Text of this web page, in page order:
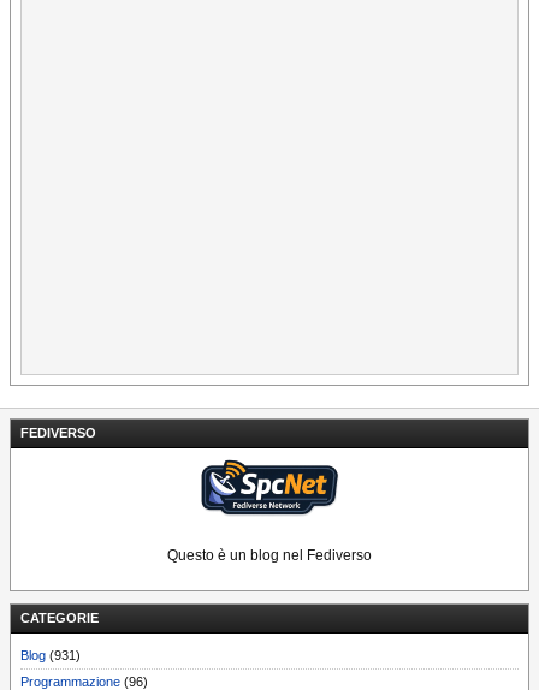
FEDIVERSO
Questo è un blog nel Fediverso
CATEGORIE
Blog (931)
Programmazione (96)